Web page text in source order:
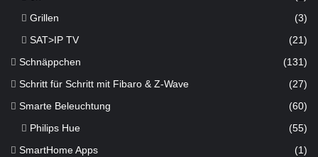
Grillen
(3)
SAT>IP TV
(21)
Schnäppchen (131)
Schritt für Schritt mit Fibaro & Z-Wave (27)
Smarte Beleuchtung (60)
Philips Hue (55)
SmartHome Apps (1)